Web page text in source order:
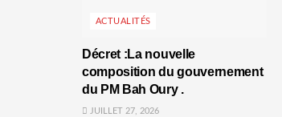
ACTUALITÉS
Décret :La nouvelle
composition du gouvernement
du PM Bah Oury .
JUILLET 27, 2026